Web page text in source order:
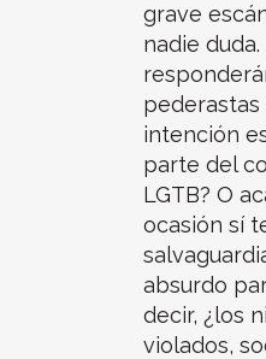
grave
nadie duda.
pederastas
intención
parte del
LGTB? O
ocasión sí
absurdo
decir, ¿los
violados,